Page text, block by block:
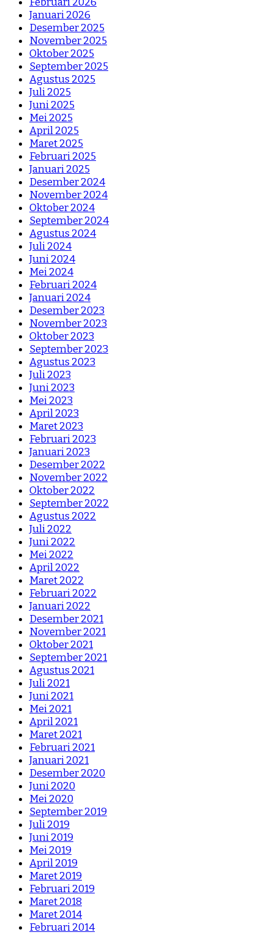
Januari 2026
Desember 2025
November 2025
Oktober 2025
September 2025
Agustus 2025
Juli 2025
Juni 2025
Mei 2025
April 2025
Maret 2025
Februari 2025
Januari 2025
Desember 2024
November 2024
Oktober 2024
September 2024
Agustus 2024
Juli 2024
Juni 2024
Mei 2024
Februari 2024
Januari 2024
Desember 2023
November 2023
Oktober 2023
September 2023
Agustus 2023
Juli 2023
Juni 2023
Mei 2023
April 2023
Maret 2023
Februari 2023
Januari 2023
Desember 2022
November 2022
Oktober 2022
September 2022
Agustus 2022
Juli 2022
Juni 2022
Mei 2022
April 2022
Maret 2022
Februari 2022
Januari 2022
Desember 2021
November 2021
Oktober 2021
September 2021
Agustus 2021
Juli 2021
Juni 2021
Mei 2021
April 2021
Maret 2021
Februari 2021
Januari 2021
Desember 2020
Juni 2020
Mei 2020
September 2019
Juli 2019
Juni 2019
Mei 2019
April 2019
Maret 2019
Februari 2019
Maret 2018
Maret 2014
Februari 2014